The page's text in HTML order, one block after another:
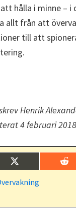
hålla i minne – i
allt från att
till att
Henrik
4 februari
Dela
på
X
(
T
t
på
R
e
t